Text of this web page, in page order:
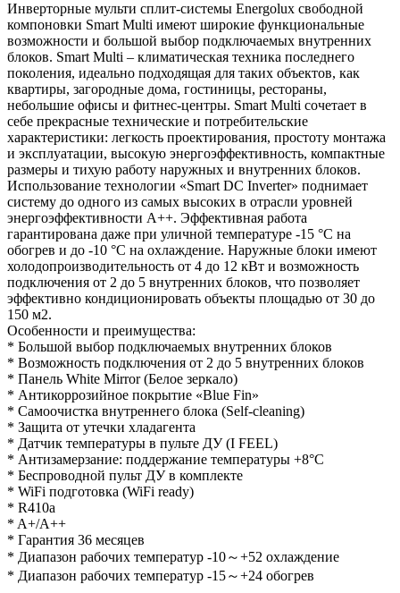
Инверторные мульти сплит-системы Energolux свободной
компоновки Smart Multi имеют широкие функциональные
возможности и большой выбор подключаемых внутренних
блоков. Smart Multi – климатическая техника последнего
поколения, идеально подходящая для таких объектов, как
квартиры, загородные дома, гостиницы, рестораны,
небольшие офисы и фитнес-центры. Smart Multi сочетает в
себе прекрасные технические и потребительские
характеристики: легкость проектирования, простоту монтажа
и эксплуатации, высокую энергоэффективность, компактные
размеры и тихую работу наружных и внутренних блоков.
Использование технологии «Smart DC Inverter» поднимает
систему до одного из самых высоких в отрасли уровней
энергоэффективности А++. Эффективная работа
гарантирована даже при уличной температуре -15 °C на
обогрев и до -10 °C на охлаждение. Наружные блоки имеют
холодопроизводительность от 4 до 12 кВт и возможность
подключения от 2 до 5 внутренних блоков, что позволяет
эффективно кондиционировать объекты площадью от 30 до
150 м2.
Особенности и преимущества:
* Большой выбор подключаемых внутренних блоков
* Возможность подключения от 2 до 5 внутренних блоков
* Панель White Mirror (Белое зеркало)
* Антикоррозийное покрытие «Blue Fin»
* Самоочистка внутреннего блока (Self-cleaning)
* Защита от утечки хладагента
* Датчик температуры в пульте ДУ (I FEEL)
* Антизамерзание: поддержание температуры +8°C
* Беспроводной пульт ДУ в комплекте
* WiFi подготовка (WiFi ready)
* R410a
* A+/A++
* Гарантия 36 месяцев
* Диапазон рабочих температур -10～+52 охлаждение
* Диапазон рабочих температур -15～+24 обогрев